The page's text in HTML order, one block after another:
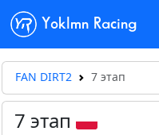
Yoklmn Racing
FAN DIRT2 7 этап
7 этап